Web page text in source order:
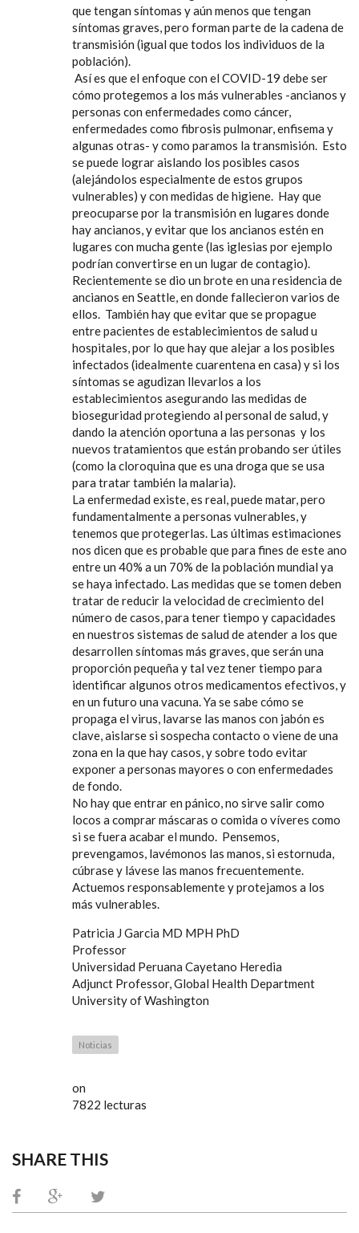
que tengan síntomas y aún menos que tengan
síntomas graves, pero forman parte de la cadena de
transmisión (igual que todos los individuos de la
población).
Así es que el enfoque con el COVID-19 debe ser
cómo protegemos a los más vulnerables -ancianos y
personas con enfermedades como cáncer,
enfermedades como fibrosis pulmonar, enfisema y
algunas otras- y como paramos la transmisión. Esto
se puede lograr aislando los posibles casos
(alejándolos especialmente de estos grupos
vulnerables) y con medidas de higiene. Hay que
preocuparse por la transmisión en lugares donde
hay ancianos, y evitar que los ancianos estén en
lugares con mucha gente (las iglesias por ejemplo
podrían convertirse en un lugar de contagio).
Recientemente se dio un brote en una residencia de
ancianos en Seattle, en donde fallecieron varios de
ellos. También hay que evitar que se propague
entre pacientes de establecimientos de salud u
hospitales, por lo que hay que alejar a los posibles
infectados (idealmente cuarentena en casa) y si los
síntomas se agudizan llevarlos a los
establecimientos asegurando las medidas de
bioseguridad protegiendo al personal de salud, y
dando la atención oportuna a las personas y los
nuevos tratamientos que están probando ser útiles
(como la cloroquina que es una droga que se usa
para tratar también la malaria).
La enfermedad existe, es real, puede matar, pero
fundamentalmente a personas vulnerables, y
tenemos que protegerlas. Las últimas estimaciones
nos dicen que es probable que para fines de este ano
entre un 40% a un 70% de la población mundial ya
se haya infectado. Las medidas que se tomen deben
tratar de reducir la velocidad de crecimiento del
número de casos, para tener tiempo y capacidades
en nuestros sistemas de salud de atender a los que
desarrollen síntomas más graves, que serán una
proporción pequeña y tal vez tener tiempo para
identificar algunos otros medicamentos efectivos, y
en un futuro una vacuna. Ya se sabe cómo se
propaga el virus, lavarse las manos con jabón es
clave, aislarse si sospecha contacto o viene de una
zona en la que hay casos, y sobre todo evitar
exponer a personas mayores o con enfermedades
de fondo.
No hay que entrar en pánico, no sirve salir como
locos a comprar máscaras o comida o víveres como
si se fuera acabar el mundo. Pensemos,
prevengamos, lavémonos las manos, si estornuda,
cúbrase y lávese las manos frecuentemente.
Actuemos responsablemente y protejamos a los
más vulnerables.
Patricia J Garcia MD MPH PhD
Professor
Universidad Peruana Cayetano Heredia
Adjunct Professor, Global Health Department
University of Washington
Noticias
on
7822 lecturas
SHARE THIS